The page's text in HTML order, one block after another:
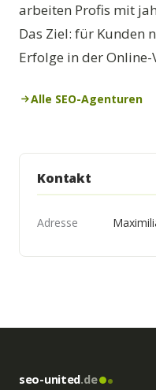
arbeiten Profis mit
Das Ziel: für Kunden
Erfolge in der
Alle SEO-Agenturen
Kontakt
Adresse
seo-united.de